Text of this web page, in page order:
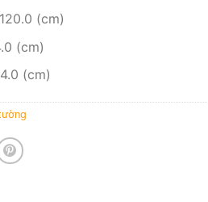
(cm)
(cm)
(cm)